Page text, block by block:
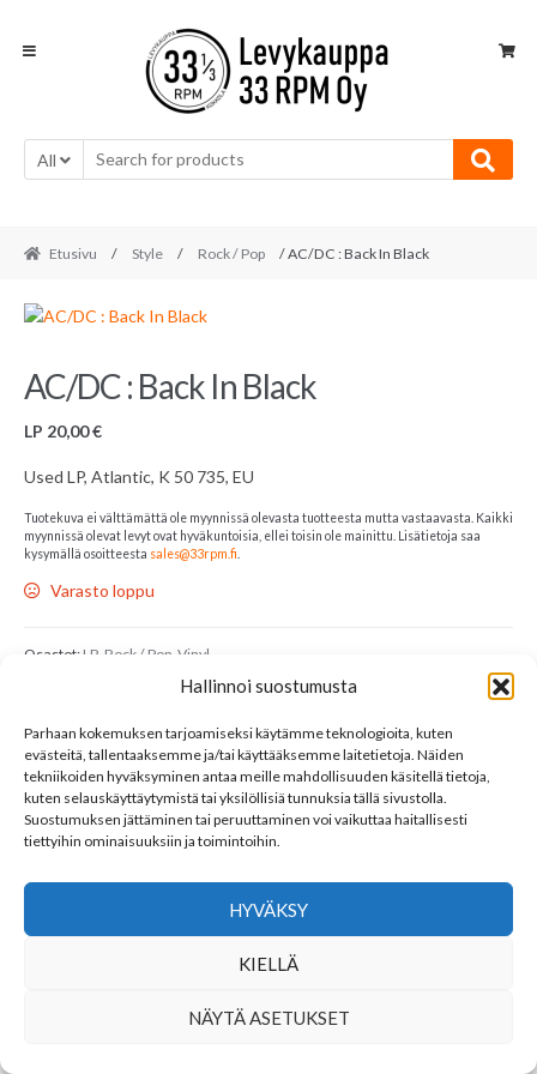
Hallinnoi suostumusta
Parhaan kokemuksen tarjoamiseksi käytämme teknologioita, kuten
evästeitä, tallentaaksemme ja/tai käyttääksemme laitetietoja. Näiden
tekniikoiden hyväksyminen antaa meille mahdollisuuden käsitellä tietoja,
kuten selauskäyttäytymistä tai yksilöllisiä tunnuksia tällä sivustolla.
Suostumuksen jättäminen tai peruuttaminen voi vaikuttaa haitallisesti
tiettyihin ominaisuuksiin ja toimintoihin.
HYVÄKSY
KIELLÄ
NÄYTÄ ASETUKSET
All
Etusivu / Style / Rock / Pop / AC/DC : Back In Black
AC/DC : Back In Black
LP 20,00€
Used LP, Atlantic, K 50 735, EU
Tuotekuva ei välttämättä ole myynnissä olevasta tuotteesta mutta vastaavasta. Kaikki
myynnissä olevat levyt ovat hyväkuntoisia, ellei toisin ole mainittu. Lisätietoja saa
kysymällä osoitteesta sales@33rpm.fi
Varasto loppu
Osastot:LP, Rock / Pop, Vinyl
LINKKEJÄ
YHTEYSTIEDOT
SEURAA MEITÄ